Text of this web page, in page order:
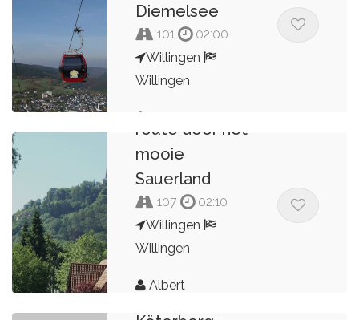
Diemelsee
101
02:00
Willingen
Willingen
route door het
mooie
Sauerland
107
02:10
Willingen
Willingen
Albert